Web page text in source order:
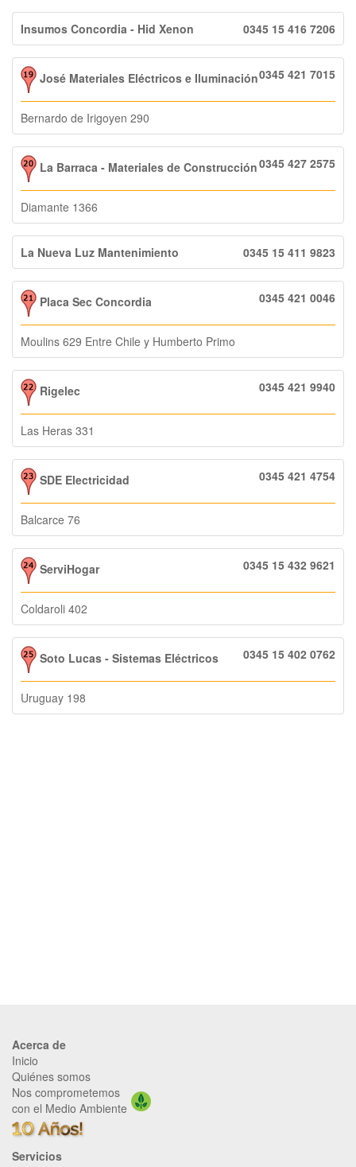
Insumos Concordia - Hid Xenon 0345 15 416 7206
José Materiales Eléctricos e Iluminación0345 421 7015
Bernardo de Irigoyen 290
La Barraca - Materiales de Construcción0345 427 2575
Diamante 1366
La Nueva Luz Mantenimiento 0345 15 411 9823
Placa Sec Concordia 0345 421 0046
Moulins 629 Entre Chile y Humberto Primo
Rigelec 0345 421 9940
Las Heras 331
SDE Electricidad 0345 421 4754
Balcarce 76
ServiHogar 0345 15 432 9621
Coldaroli 402
Soto Lucas - Sistemas Eléctricos 0345 15 402 0762
Uruguay 198
Acerca de
Inicio
Quiénes somos
Nos comprometemos
con el Medio Ambiente
Servicios